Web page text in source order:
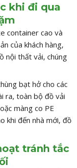
khi đi qua
container cao và
của khách hàng,
nội thất vải, chúng
bạt hở cho các
ra, toàn bộ đồ vải
màng co PE
khi đến nhà mới, đồ
tránh tắc